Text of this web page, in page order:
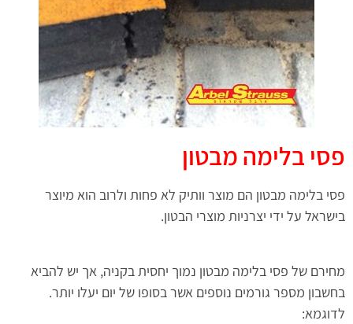
פסי בלימה מבטון
פסי בלימה מבטון הם מוצר וותיק לא פחות ולרוב הוא מיוצר
בישראל על ידי יצרניות מוצרי הבטון.
מחירם של פסי בלימה מבטון נמוך יחסית בקניה, אך יש להביא
בחשבון מספר גורמים נוספים אשר בסופו של יום יעלו יותר.
לדוגמא: